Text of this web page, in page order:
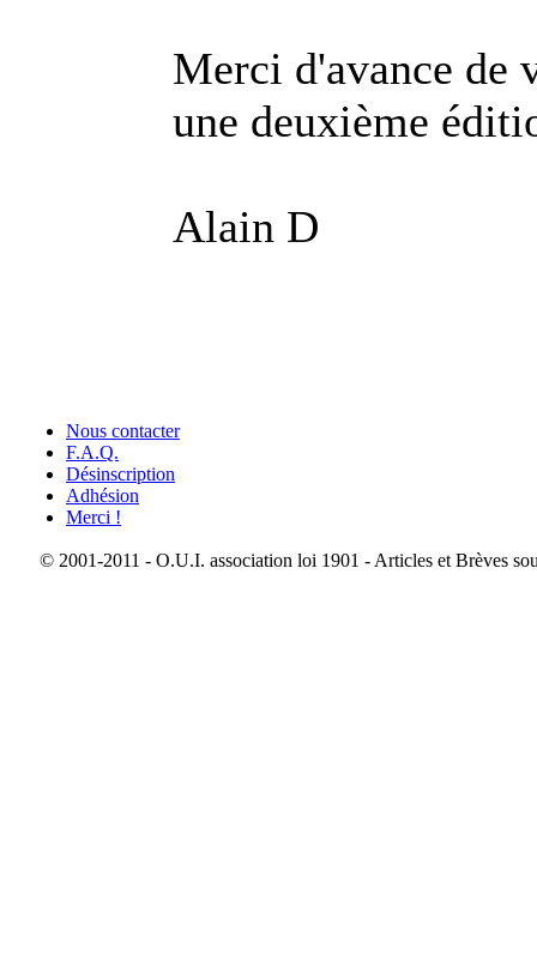
Merci d'avance de
une deuxième
Alain D
Nous contacter
F.A.Q.
Désinscription
Adhésion
Merci !
© 2001-2011 - O.U.I. association loi 1901 - Articles et Brèves